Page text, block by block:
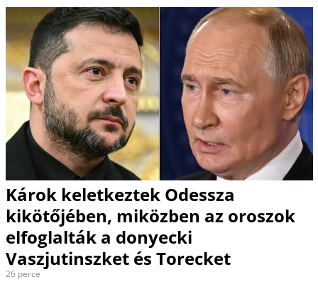
Károk keletkeztek Odessza
kikötőjében, miközben az oroszok
elfoglalták a donyecki
Vaszjutinszket és Torecket
26 perce